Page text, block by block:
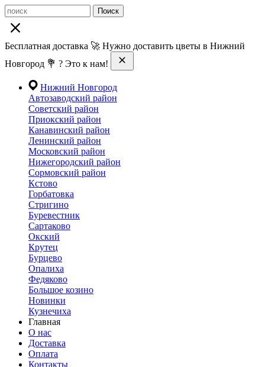
Поиск
Бесплатная доставка 🚀 Нужно доставить цветы в Нижний
Новгород 💐 ? Это к нам!
Нижний Новгород
Автозаводский район
Советский район
Приокский район
Канавинский район
Ленинский район
Московский район
Нижегородский район
Сормовский район
Кстово
Горбатовка
Стригино
Буревестник
Сартаково
Окский
Крутец
Бурцево
Опалиха
Федяково
Большое козино
Новинки
Кузнечиха
Главная
О нас
Доставка
Оплата
Контакты